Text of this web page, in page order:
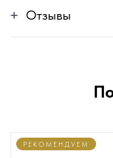
Отзывы
РЕКОМЕНДУЕМ